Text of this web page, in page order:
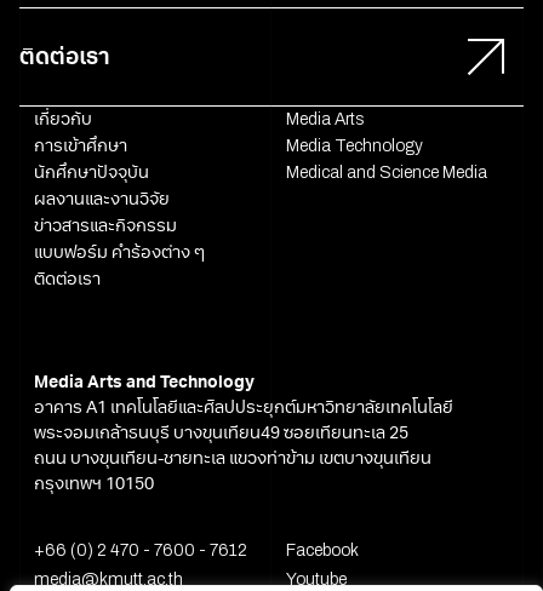
ติดต่อเรา
เกี่ยวกับ
การเข้าศึกษา
นักศึกษาปัจจุบัน
ผลงานและงานวิจัย
ข่าวสารและกิจกรรม
แบบฟอร์ม คำร้องต่าง ๆ
ติดต่อเรา
Media Arts
Media Technology
Medical and Science Media
Media Arts and Technology
อาคาร A1 เทคโนโลยีและศิลปประยุกต์มหาวิทยาลัยเทคโนโลยี
พระจอมเกล้าธนบุรี บางขุนเทียน49 ซอยเทียนทะเล 25
ถนน บางขุนเทียน-ชายทะเล แขวงท่าข้าม เขตบางขุนเทียน
กรุงเทพฯ 10150
+66 (0) 2 470 - 7600 - 7612
media@kmutt.ac.th
Facebook
Youtube